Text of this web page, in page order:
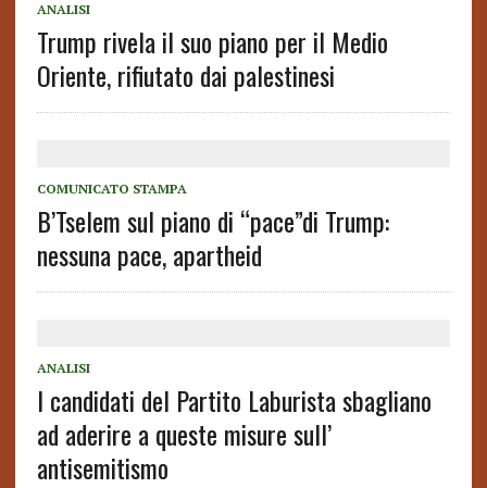
ANALISI
Trump rivela il suo piano per il Medio
Oriente, rifiutato dai palestinesi
COMUNICATO STAMPA
B’Tselem sul piano di “pace”di Trump:
nessuna pace, apartheid
ANALISI
I candidati del Partito Laburista sbagliano
ad aderire a queste misure sull’
antisemitismo